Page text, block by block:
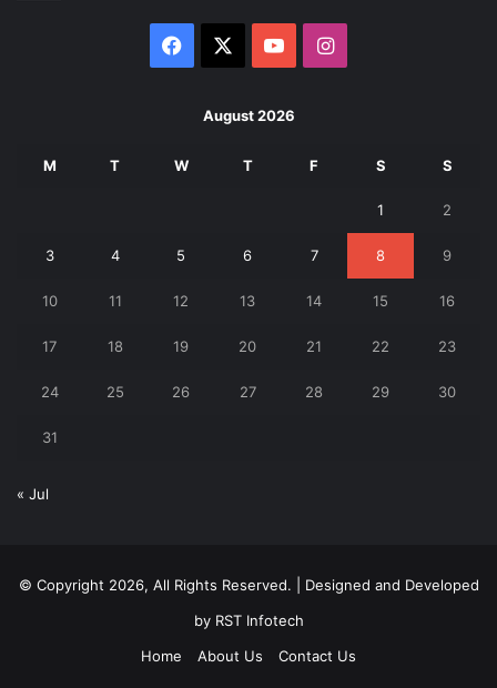
Facebook YouTubeInstagram
August 2026
M T W T F S S
1 2
3 4 5 6 7 8 9
10 11 12 13 14 15 16
17 18 19 20 21 22 23
24 25 26 27 28 29 30
31
« Jul
© Copyright 2026, All Rights Reserved. | Designed and Developed
byRST Infotech
Home
About Us Contact Us